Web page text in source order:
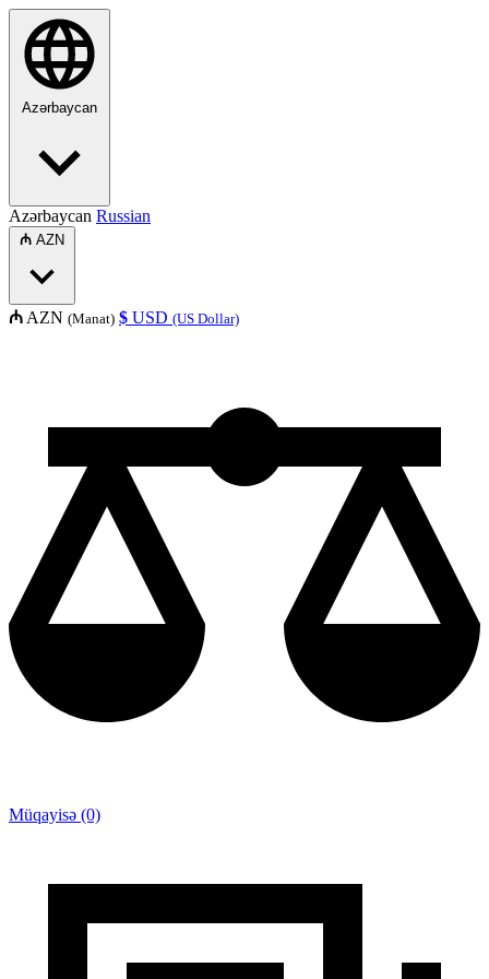
Azərbaycan
Azərbaycan Russian
₼ AZN
₼ AZN (Manat) $ USD (US Dollar)
Müqayisə (0)